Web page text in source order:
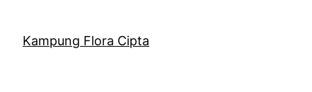
Kampung Flora Cipta